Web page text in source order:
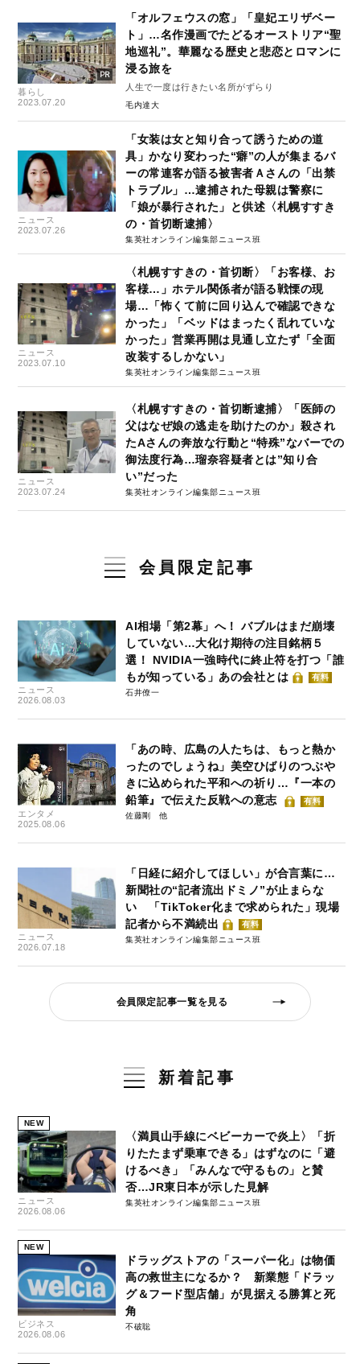
暮らし
2023.07.20
「オルフェウスの窓」「皇妃エリザベー
ト」…名作漫画でたどるオーストリア“聖
地巡礼”。華麗なる歴史と悲恋とロマンに
浸る旅を
人生で一度は行きたい名所がずらり
毛内達大
ニュース
2023.07.26
「女装は女と知り合って誘うための道
具」かなり変わった“癖”の人が集まるバ
ーの常連客が語る被害者Ａさんの「出禁
トラブル」…逮捕された母親は警察に
「娘が暴行された」と供述〈札幌すすき
の・首切断逮捕〉
集英社オンライン編集部ニュース班
ニュース
2023.07.10
〈札幌すすきの・首切断〉「お客様、お
客様…」ホテル関係者が語る戦慄の現
場…「怖くて前に回り込んで確認できな
かった」「ベッドはまったく乱れていな
かった」営業再開は見通し立たず「全面
改装するしかない」
集英社オンライン編集部ニュース班
ニュース
2023.07.24
〈札幌すすきの・首切断逮捕〉「医師の
父はなぜ娘の逃走を助けたのか」殺され
たAさんの奔放な行動と“特殊”なバーでの
御法度行為…瑠奈容疑者とは”知り合
い”だった
集英社オンライン編集部ニュース班
会員限定記事
ニュース
2026.08.03
AI相場「第2幕」へ！ バブルはまだ崩壊
していない…大化け期待の注目銘柄５
選！ NVIDIA一強時代に終止符を打つ「誰
もが知っている」あの会社とは
有料
石井僚一
エンタメ
2025.08.06
「あの時、広島の人たちは、もっと熱か
ったのでしょうね」美空ひばりのつぶや
きに込められた平和への祈り…『一本の
鉛筆』で伝えた反戦への意志
有料
佐藤剛
ニュース
2026.07.18
「日経に紹介してほしい」が合言葉に…
新聞社の“記者流出ドミノ”が止まらな
い 「TikToker化まで求められた」現場
記者から不満続出
有料
集英社オンライン編集部ニュース班
会員限定記事一覧を見る
新着記事
NEW
ニュース
2026.08.06
〈満員山手線にベビーカーで炎上〉「折
りたたまず乗車できる」はずなのに「避
けるべき」「みんなで守るもの」と賛
否…JR東日本が示した見解
集英社オンライン編集部ニュース班
NEW
ビジネス
2026.08.06
ドラッグストアの「スーパー化」は物価
高の救世主になるか？ 新業態「ドラッ
グ＆フード型店舗」が見据える勝算と死
角
不破聡